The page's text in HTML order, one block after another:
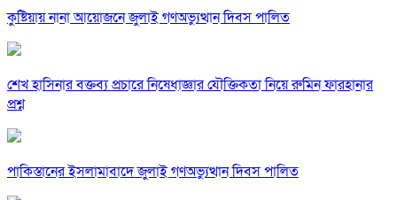
কুষ্টিয়ায় নানা আয়োজনে জুলাই গণঅভ্যুত্থান দিবস পালিত
শেখ হাসিনার বক্তব্য প্রচারে নিষেধাজ্ঞার যৌক্তিকতা নিয়ে রুমিন ফারহানার
প্রশ্ন
পাকিস্তানের ইসলামাবাদে জুলাই গণঅভ্যুত্থান দিবস পালিত